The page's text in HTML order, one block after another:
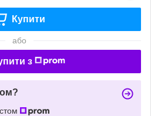
Купити
або
з